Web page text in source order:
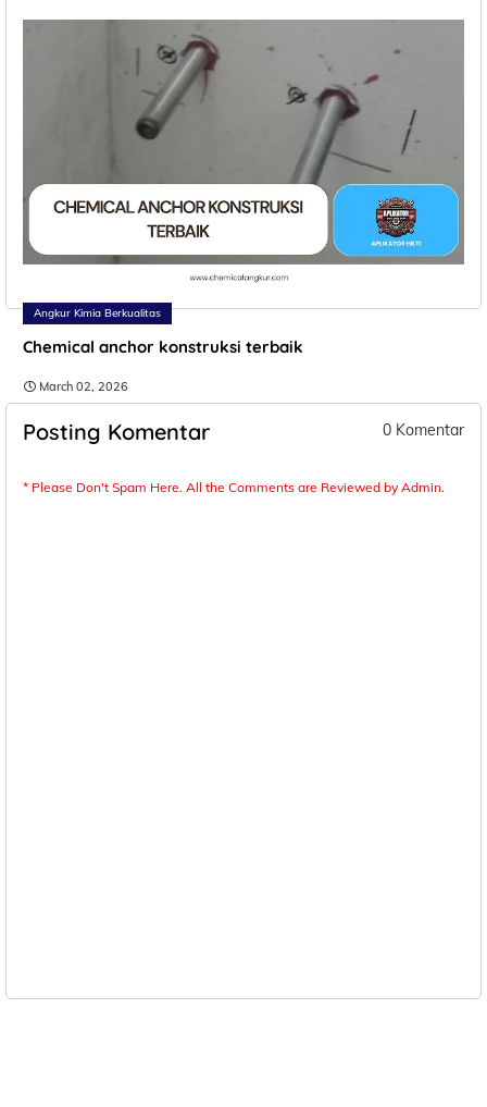
Angkur Kimia Berkualitas
Chemical anchor konstruksi terbaik
March 02, 2026
Posting Komentar 0 Komentar
* Please Don't Spam Here. All the Comments are Reviewed by Admin.